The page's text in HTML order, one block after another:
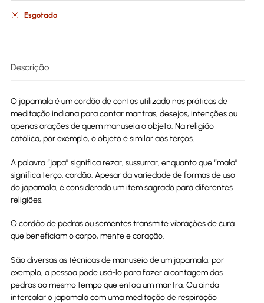
Esgotado
Descrição
O japamala é um cordão de contas utilizado nas práticas de
meditação indiana para contar mantras, desejos, intenções ou
apenas orações de quem manuseia o objeto. Na religião
católica, por exemplo, o objeto é similar aos terços.
A palavra “japa” significa rezar, sussurrar, enquanto que “mala”
significa terço, cordão. Apesar da variedade de formas de uso
do japamala, é considerado um item sagrado para diferentes
religiões.
O cordão de pedras ou sementes transmite vibrações de cura
que beneficiam o corpo, mente e coração.
São diversas as técnicas de manuseio de um japamala, por
exemplo, a pessoa pode usá-lo para fazer a contagem das
pedras ao mesmo tempo que entoa um mantra. Ou ainda
intercalar o japamala com uma meditação de respiração